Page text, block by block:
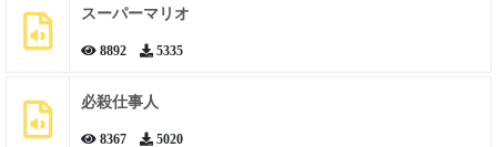
スーパーマリオ
8892 5335
必殺仕事人
8367 5020